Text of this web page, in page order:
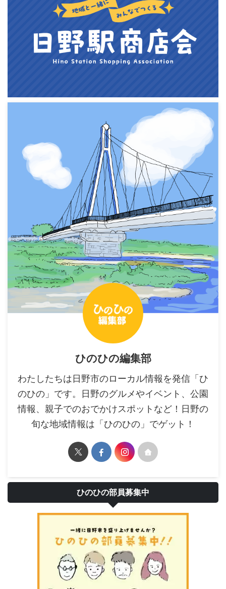
ひのひの編集部
わたしたちは日野市のローカル情報を発信「ひ
のひの」です。日野のグルメやイベント、公園
情報、親子でのおでかけスポットなど！日野の
旬な地域情報は「ひのひの」でゲット！
ひのひの部員募集中